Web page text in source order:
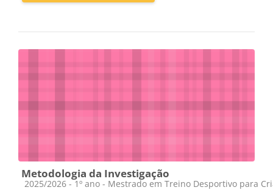
Metodologia da Investigação
Course category
2025/2026 - 1º ano - Mestrado em Treino Desportivo para